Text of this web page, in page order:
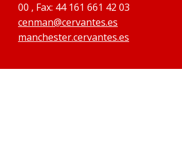
00 , Fax: 44 161 661 42 03
cenman@cervantes.es
manchester.cervantes.es